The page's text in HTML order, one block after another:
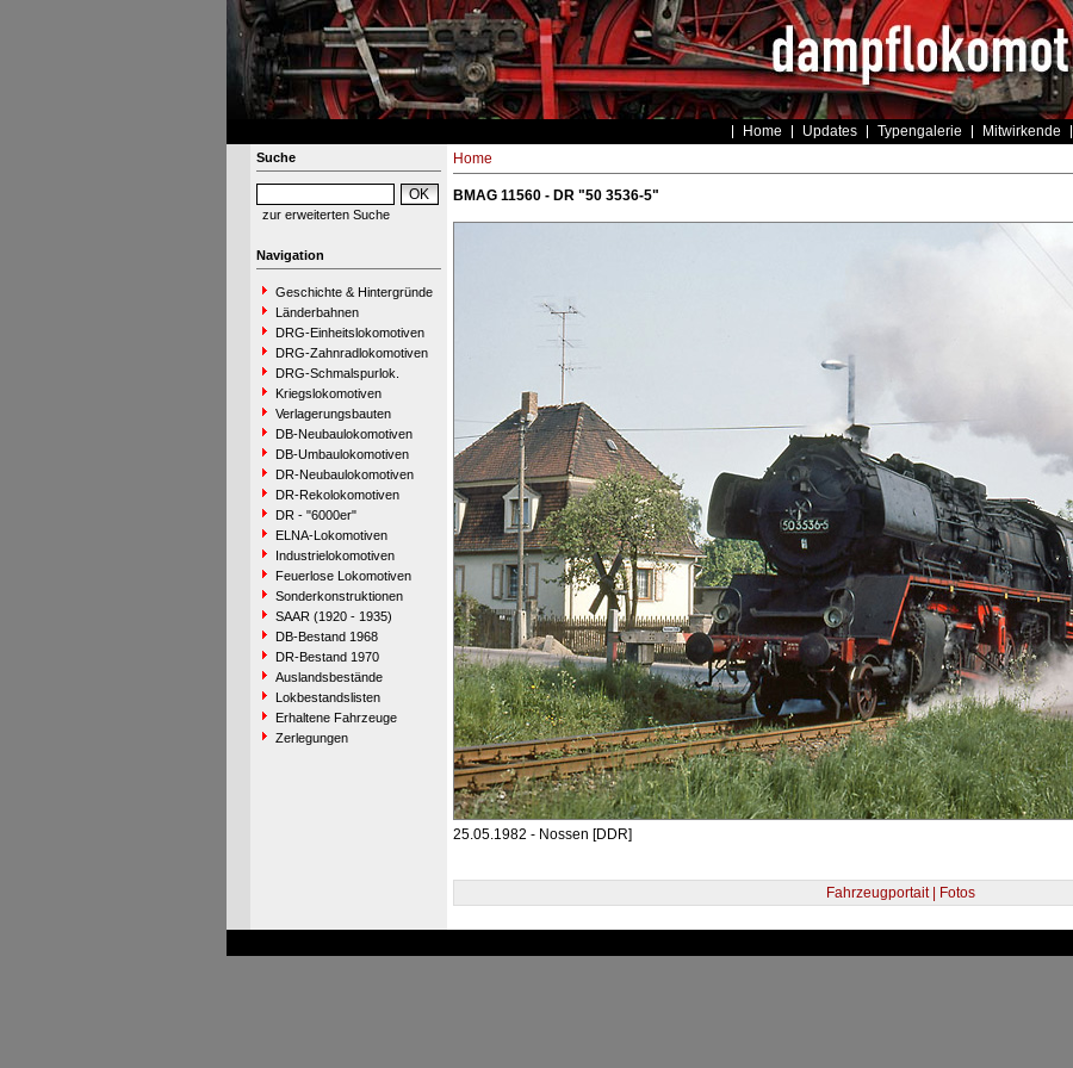
Home Updates Typengalerie Mitwirkende
Suche
zur erweiterten Suche
Navigation
Geschichte & Hintergründe
Länderbahnen
DRG-Einheitslokomotiven
DRG-Zahnradlokomotiven
DRG-Schmalspurlok.
Kriegslokomotiven
Verlagerungsbauten
DB-Neubaulokomotiven
DB-Umbaulokomotiven
DR-Neubaulokomotiven
DR-Rekolokomotiven
DR - "6000er"
ELNA-Lokomotiven
Industrielokomotiven
Feuerlose Lokomotiven
Sonderkonstruktionen
SAAR (1920 - 1935)
DB-Bestand 1968
DR-Bestand 1970
Auslandsbestände
Lokbestandslisten
Erhaltene Fahrzeuge
Zerlegungen
Home
BMAG 11560 - DR "50 3536-5"
25.05.1982 - Nossen [DDR]
Fahrzeugportait | Fotos